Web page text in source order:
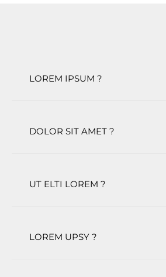
LOREM IPSUM ?
DOLOR SIT AMET ?
UT ELTI LOREM ?
LOREM UPSY ?